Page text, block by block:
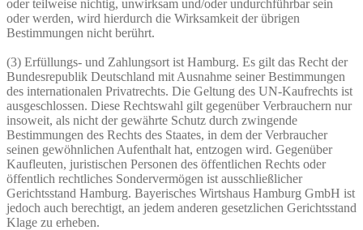
oder teilweise nichtig, unwirksam und/oder undurchführbar sein
oder werden, wird hierdurch die Wirksamkeit der übrigen
Bestimmungen nicht berührt.
(3) Erfüllungs- und Zahlungsort ist Hamburg. Es gilt das Recht der
Bundesrepublik Deutschland mit Ausnahme seiner Bestimmungen
des internationalen Privatrechts. Die Geltung des UN-Kaufrechts ist
ausgeschlossen. Diese Rechtswahl gilt gegenüber Verbrauchern nur
insoweit, als nicht der gewährte Schutz durch zwingende
Bestimmungen des Rechts des Staates, in dem der Verbraucher
seinen gewöhnlichen Aufenthalt hat, entzogen wird. Gegenüber
Kaufleuten, juristischen Personen des öffentlichen Rechts oder
öffentlich rechtliches Sondervermögen ist ausschließlicher
Gerichtsstand Hamburg. Bayerisches Wirtshaus Hamburg GmbH ist
jedoch auch berechtigt, an jedem anderen gesetzlichen Gerichtsstand
Klage zu erheben.